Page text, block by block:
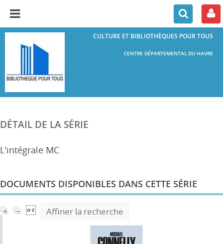
CULTURE ET BIBLIOTHÈQUES POUR TOUS
CENTRE DÉPARTEMENTAL DU HAVRE
DÉTAIL DE LA SÉRIE
L'intégrale MC
DOCUMENTS DISPONIBLES DANS CETTE SÉRIE
Affiner la recherche